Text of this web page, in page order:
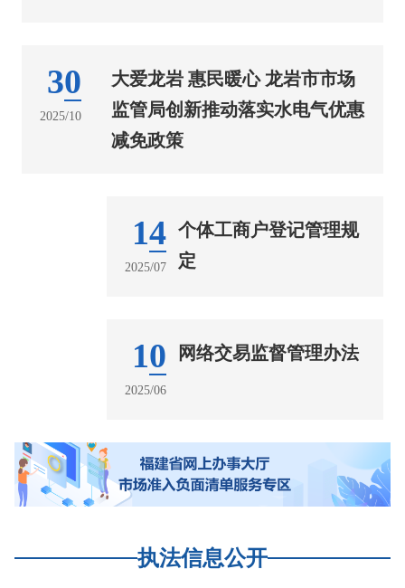
30
2025/10
大爱龙岩 惠民暖心 龙岩市市场
监管局创新推动落实水电气优惠
减免政策
14
2025/07
个体工商户登记管理规
定
10
2025/06
网络交易监督管理办法
执法信息公开